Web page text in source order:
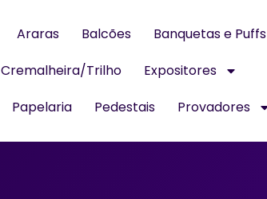
Araras Balcões
Banquetas e Puffs
Cremalheira/Trilho
Expositores
Papelaria Pedestais Provadores